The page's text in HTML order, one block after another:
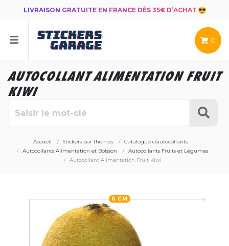
LIVRAISON GRATUITE EN FRANCE DÈS 35€ D’ACHAT
0
AUTOCOLLANT ALIMENTATION FRUIT
KIWI
Accueil Stickers par thèmes
Catalogue d'autocollants
Autocollants Alimentation et Boisson
Autocollants Fruits et Légumes
Autocollant Alimentation Fruit Kiwi
6 CM